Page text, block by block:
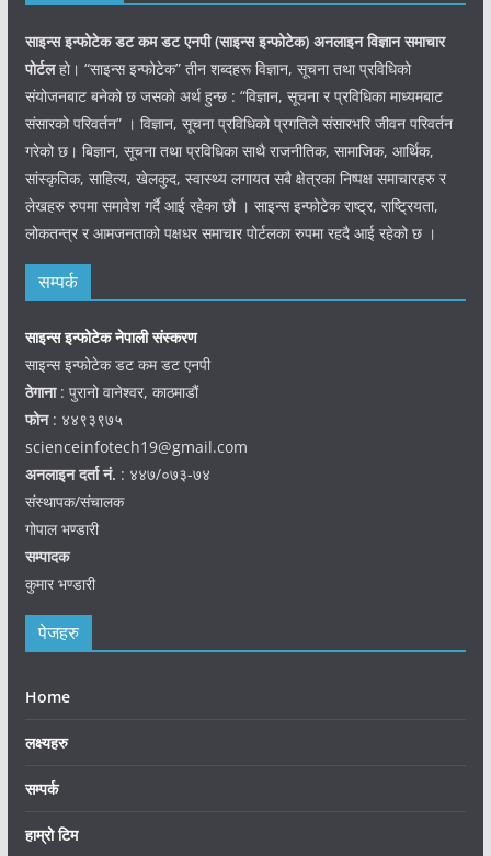
साइन्स इन्फोटेक डट कम डट एनपी (साइन्सइन्फोटेक) अनलाइन विज्ञान समाचार
पोर्टलहो। “साइन्स इन्फोटेक” तीन शब्दहरू विज्ञान, सूचना तथा प्रविधिको
संयोजनबाट बनेको छ जसको अर्थ हुन्छ : “विज्ञान, सूचना र प्रविधिका माध्यमबाट
संसारको परिवर्तन” । विज्ञान, सूचना प्रविधिको प्रगतिले संसारभरि जीवन परिवर्तन
गरेको छ। बिज्ञान, सूचना तथा प्रविधिका साथै राजनीतिक, सामाजिक, आर्थिक,
सांस्कृतिक, साहित्य, खेलकुद, स्वास्थ्य लगायत सबै क्षेत्रका निष्पक्ष समाचारहरु र
लेखहरु रुपमा समावेश गर्दै आई रहेका छौ । साइन्स इन्फोटेक राष्ट्र, राष्ट्रियता,
लोकतन्त्र र आमजनताको पक्षधर समाचार पोर्टलका रुपमा रहदै आई रहेको छ ।
सम्पर्क
साइन्स इन्फोटेक नेपाली संस्करण
साइन्स इन्फोटेक डट कम डट एनपी
ठेगाना: पुरानो वानेश्वर, काठमाडौं
फोन: ४४९३९७५
scienceinfotech19@gmail.com
अनलाइन दर्ता नं. : ४४७/०७३-७४
संस्थापक/संचालक
गोपाल भण्डारी
सम्पादक
कुमार भण्डारी
पेजहरु
Home
लक्ष्यहरु
सम्पर्क
हाम्रो टिम